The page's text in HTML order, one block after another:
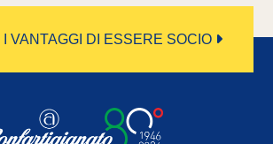
I VANTAGGI DI ESSERE SOCIO